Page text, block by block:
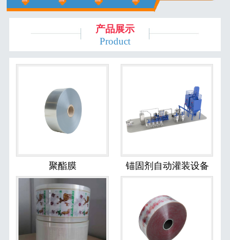
联系我们
产品展示
Product
聚酯膜 锚固剂自动灌装设备